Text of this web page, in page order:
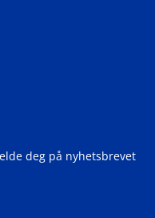
deg på nyhetsbrevet